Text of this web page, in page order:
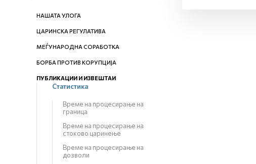
НАШАТА УЛОГА
ЦАРИНСКА РЕГУЛАТИВА
МЕЃУНАРОДНА СОРАБОТКА
БОРБА ПРОТИВ КОРУПЦИЈА
ПУБЛИКАЦИИ И ИЗВЕШТАИ
Статистика
Време на процесирање на
граница
Време на процесирање на
стоково царинење
Време на процесирање на
дозволи